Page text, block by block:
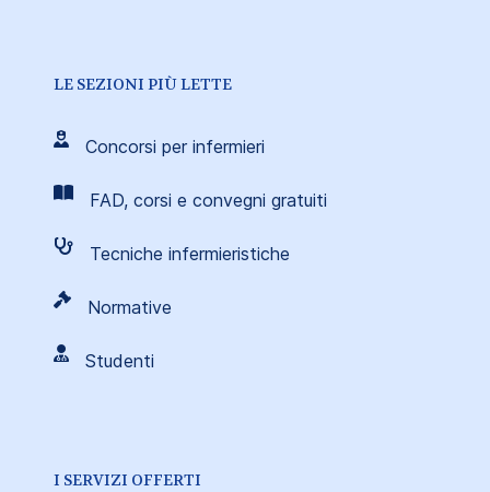
LE SEZIONI PIÙ LETTE
Concorsi per infermieri
FAD, corsi e convegni gratuiti
Tecniche infermieristiche
Normative
Studenti
I SERVIZI OFFERTI